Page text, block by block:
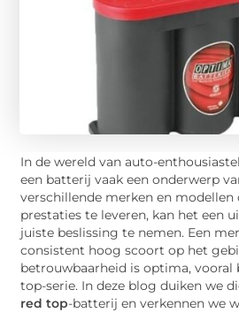
In de wereld van auto-
een batterij vaak een onderwerp
verschillende merken en modellen
prestaties te leveren, kan het een
juiste beslissing te nemen. Een
consistent hoog scoort op het
betrouwbaarheid is optima, vooral
top-serie. In deze blog duiken we
red top-batterij en verkennen we